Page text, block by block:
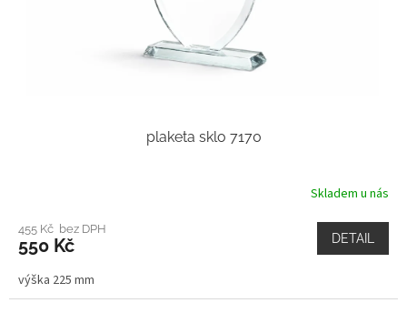
plaketa sklo 7170
Skladem u nás
455 Kč bez DPH
550 Kč DETAIL
výška 225 mm